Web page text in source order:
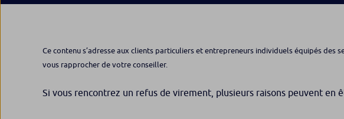
Ce contenu s’adresse aux clients particuliers et entrepreneurs individuels équipés des
vous rapprocher de votre conseiller.
Si vous rencontrez un refus de virement, plusieurs raisons peuvent en